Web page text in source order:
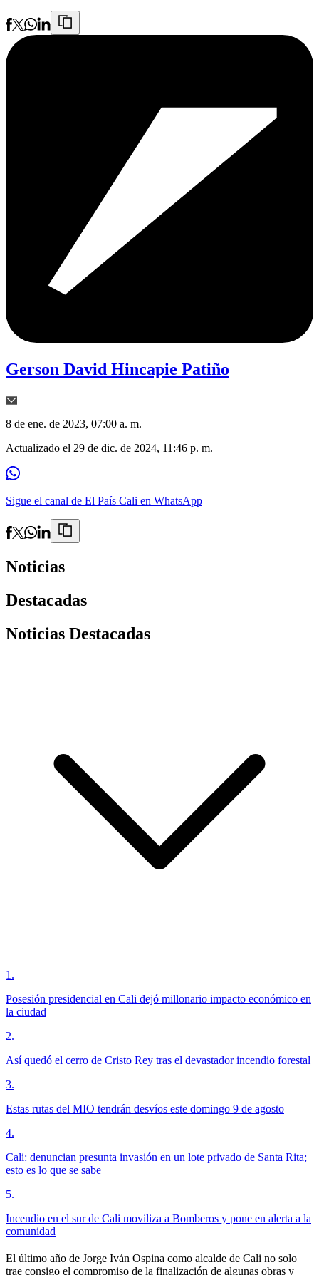
Gerson David Hincapie Patiño
8 de ene. de 2023, 07:00 a. m.
Actualizado el 29 de dic. de 2024, 11:46 p. m.
Sigue el canal de El País Cali en WhatsApp
Noticias
Destacadas
Noticias Destacadas
1 .
Posesión presidencial en Cali dejó millonario impacto económico en
la ciudad
2.
Así quedó el cerro de Cristo Rey tras el devastador incendio forestal
3.
Estas rutas del MIO tendrán desvíos este domingo 9 de agosto
4.
Cali: denuncian presunta invasión en un lote privado de Santa Rita;
esto es lo que se sabe
5.
Incendio en el sur de Cali moviliza a Bomberos y pone en alerta a la
comunidad
El último año de Jorge Iván Ospina como alcalde de Cali no solo
trae consigo el compromiso de la finalización de algunas obras y